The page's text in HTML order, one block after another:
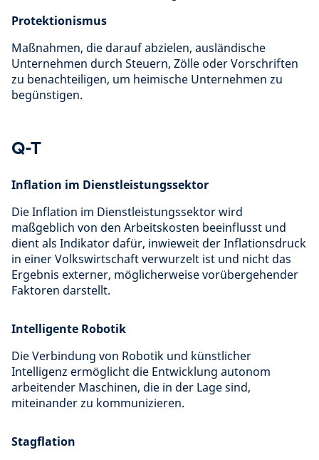
Protektionismus
Maßnahmen, die darauf abzielen, ausländische
Unternehmen durch Steuern, Zölle oder Vorschriften
zu benachteiligen, um heimische Unternehmen zu
begünstigen.
Q-T
Inflation im Dienstleistungssektor
Die Inflation im Dienstleistungssektor wird
maßgeblich von den Arbeitskosten beeinflusst und
dient als Indikator dafür, inwieweit der Inflationsdruck
in einer Volkswirtschaft verwurzelt ist und nicht das
Ergebnis externer, möglicherweise vorübergehender
Faktoren darstellt.
Intelligente Robotik
Die Verbindung von Robotik und künstlicher
Intelligenz ermöglicht die Entwicklung autonom
arbeitender Maschinen, die in der Lage sind,
miteinander zu kommunizieren.
Stagflation